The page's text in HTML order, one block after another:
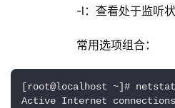
-l：查看处于监听状
常用选项组合：
[root@localhost ~]#
Active Internet